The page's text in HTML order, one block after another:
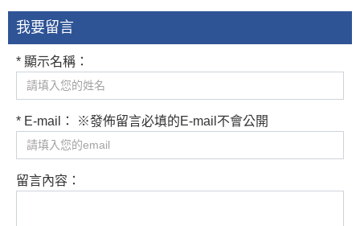
我要留言
* 顯示名稱：
* E-mail： ※發佈留言必填的E-mail不會公開
留言內容：